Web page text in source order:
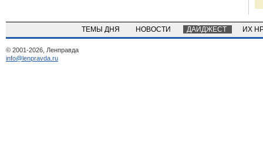
ТЕМЫ ДНЯ НОВОСТИ ДАЙДЖЕСТ ИХ
© 2001-2026, Ленправда
info@lenpravda.ru